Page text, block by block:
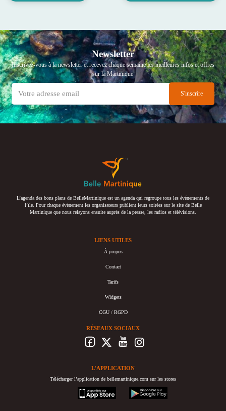
Newsletter
Inscrivez-vous à la newsletter et recevez chaque semaine les meilleures infos et offres
sur la Martinique
L’agenda des bons plans de BelleMartinique est un agenda qui regroupe tous les événements de
l’île. Pour chaque événement les organisateurs publient leurs soirées sur le site de Belle
Martinique que nous relayons ensuite auprès de la presse, les radios et télévisions.
LIENS UTILES
À propos
Contact
Tarifs
Widgets
CGU / RGPD
RÉSEAUX SOCIAUX
L’APPLICATION
Télécharger l’application de bellemartinique.com sur les stores
appstore
googleplay